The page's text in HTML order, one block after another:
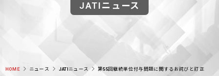
JATIニュース
HOME ニュース JATIニュース 第55回継続単位付与問題に関するお詫びと訂正